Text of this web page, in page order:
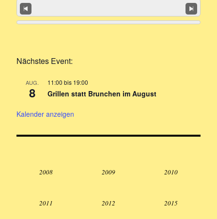
Nächstes Event:
AUG.
8
11:00 bis 19:00
Grillen statt Brunchen im August
Kalender anzeigen
2008 2009 2010
2011 2012 2015